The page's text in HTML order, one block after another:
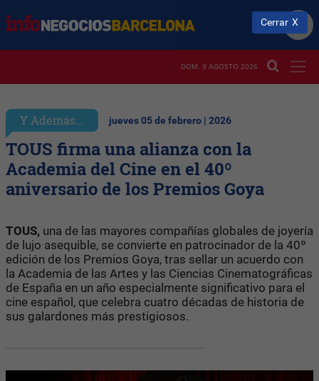
DOM. 9 AGOSTO 2026
Y Además... jueves 05 de febrero | 2026
TOUS firma una alianza con la
Academia del Cine en el 40º
aniversario de los Premios Goya
TOUS, una de las mayores compañías globales de joyería
de lujo asequible, se convierte en patrocinador de la 40º
edición de los Premios Goya, tras sellar un acuerdo con
la Academia de las Artes y las Ciencias Cinematográficas
de España en un año especialmente significativo para el
cine español, que celebra cuatro décadas de historia de
sus galardones más prestigiosos.
Cerrar